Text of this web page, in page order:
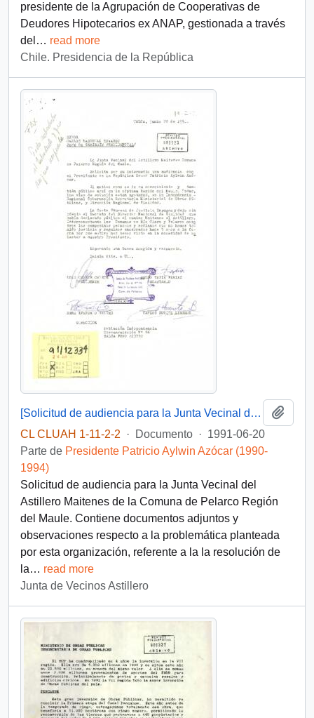
presidente de la Agrupación de Cooperativas de
Deudores Hipotecarios ex ANAP, gestionada a través
del … read more
Chile. Presidencia de la República
[Solicitud de audiencia para la Junta Vecinal del Astillero Maitenes]
CL CLUAH 1-11-2-2
· Documento · 1991-06-20
Parte de Presidente Patricio Aylwin Azócar (1990-
1994)
Solicitud de audiencia para la Junta Vecinal del
Astillero Maitenes de la Comuna de Pelarco Región
del Maule. Contiene documentos adjuntos y
observaciones respecto a la problemática planteada
por esta organización, referente a la la resolución de
la… read more
Junta de Vecinos Astillero